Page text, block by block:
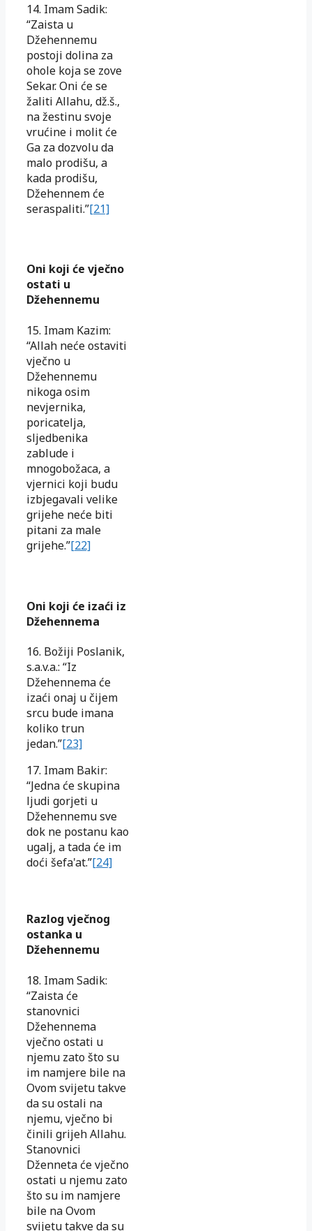
14. Imam Sadik:
“Zaista u
Džehennemu
postoji dolina za
ohole koja se zove
Sekar. Oni će se
žaliti Allahu, dž.š.,
na žestinu svoje
vrućine i molit će
Ga za dozvolu da
malo prodišu, a
kada prodišu,
Džehennem će
seraspaliti.”[21]
Oni koji će vječno
ostati u
Džehennemu
15. Imam Kazim:
“Allah neće ostaviti
vječno u
Džehennemu
nikoga osim
nevjernika,
poricatelja,
sljedbenika
zablude i
mnogobožaca, a
vjernici koji budu
izbjegavali velike
grijehe neće biti
pitani za male
grijehe.”[22]
Oni koji će izaći iz
Džehennema
16. Božiji Poslanik,
s.a.v.a.: “Iz
Džehennema će
izaći onaj u čijem
srcu bude imana
koliko trun
jedan.”[23]
17. Imam Bakir:
“Jedna će skupina
ljudi gorjeti u
Džehennemu sve
dok ne postanu kao
ugalj, a tada će im
doći šefa'at.”[24]
Razlog vječnog
ostanka u
Džehennemu
18. Imam Sadik:
“Zaista će
stanovnici
Džehennema
vječno ostati u
njemu zato što su
im namjere bile na
Ovom svijetu takve
da su ostali na
njemu, vječno bi
činili grijeh Allahu.
Stanovnici
Dženneta će vječno
ostati u njemu zato
što su im namjere
bile na Ovom
svijetu takve da su